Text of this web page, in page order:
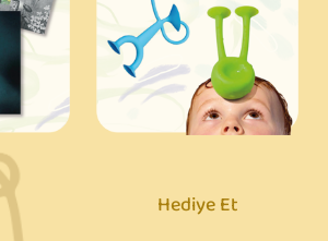
Hediye Et